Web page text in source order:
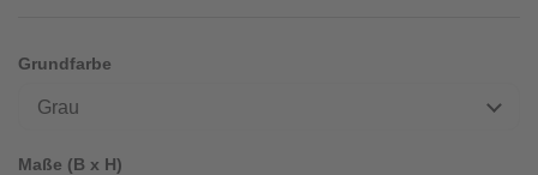
Grundfarbe
Grau
Maße (B x H)